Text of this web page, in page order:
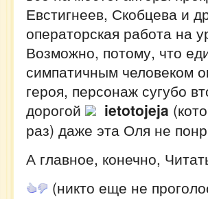
Евстигнеев, Скобцева и
операторская работа на
Возможно, потому, что
симпатичным человеком
героя, персонаж сугубо
дорогой
ietotojeja
раз) даже эта Оля не
А главное, конечно,
(никто еще не